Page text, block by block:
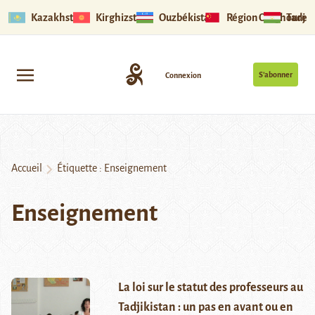
Kazakhstan Kirghizstan Ouzbékistan Région Ouïghoure
S’abonner
Connexion
Accueil Étiquette : Enseignement
Enseignement
La loi sur le statut des professeurs au
Tadjikistan : un pas en avant ou en